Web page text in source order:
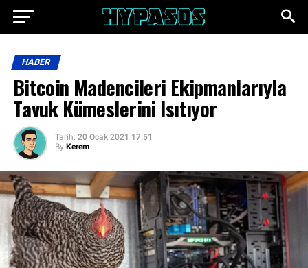
HABER
Bitcoin Madencileri Ekipmanlarıyla
Tavuk Kümeslerini Isıtıyor
Tarih: 20 Ocak 2021 17:51
By Kerem